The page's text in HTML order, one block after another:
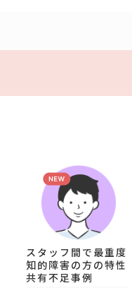
スタッフ間で最重度
知的障害の方の特性
共有不足事例